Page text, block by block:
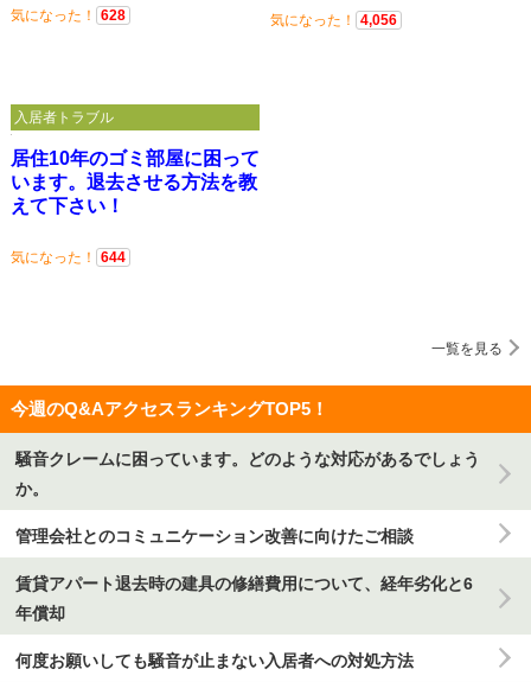
気になった！ 628 気になった！ 4,056
居住10年のゴミ部屋に困って
います。退去させる方法を教
えて下さい！
気になった！ 644
入居者トラブル
一覧を見る
今週のQ&AアクセスランキングTOP5！
騒音クレームに困っています。どのような対応があるでしょう
か。
管理会社とのコミュニケーション改善に向けたご相談
賃貸アパート退去時の建具の修繕費用について、経年劣化と6
年償却
何度お願いしても騒音が止まない入居者への対処方法